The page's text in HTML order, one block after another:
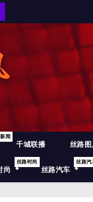
闻
千城联播 丝路
尚
丝路时尚
丝路汽车
丝路汽